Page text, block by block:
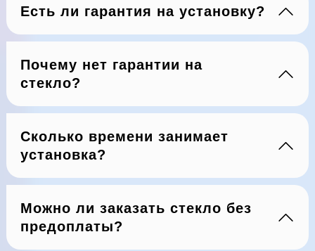
Есть ли гарантия на установку?
Почему нет гарантии на
стекло?
Сколько времени занимает
установка?
Можно ли заказать стекло без
предоплаты?